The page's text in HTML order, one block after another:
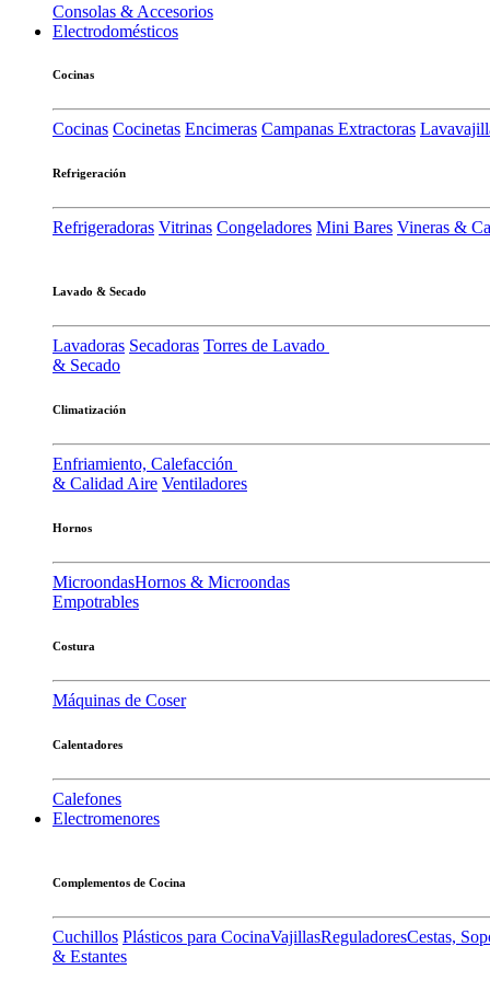
Consolas & Accesorios
Electrodomésticos
Cocinas
Cocinas Cocinetas Encimeras Campanas Extractoras
Refrigeración
Refrigeradoras Vitrinas Congeladores Mini Bares Vineras &
Lavado & Secado
Lavadoras Secadoras Torres de Lavado
& Secado
Climatización
Enfriamiento, Calefacción
& Calidad Aire Ventiladores
Hornos
MicroondasHornos & Microondas
Empotrables
Costura
Máquinas de Coser
Calentadores
Calefones
Electromenores
Complementos de Cocina
Cuchillos Plásticos para CocinaVajillasReguladoresCestas,
& Estantes